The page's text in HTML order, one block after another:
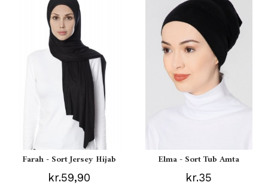
Farah - Sort Jersey Hijab
kr.59,90
Elma - Sort Tub Amta
kr.35